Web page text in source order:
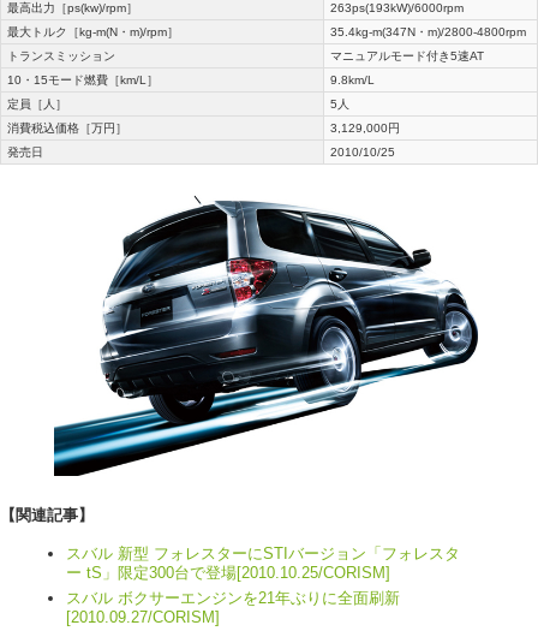
最高出力［ps(kw)/rpm］
263ps(193kW)/6000rpm
最大トルク［kg-m(N・m)/rpm］
35.4kg-m(347N・m)/2800-4800rpm
トランスミッション
マニュアルモード付き5速AT
10・15モード燃費［km/L］
9.8km/L
定員［人］
5人
消費税込価格［万円］
3,129,000円
発売日
2010/10/25
【関連記事】
スバル 新型 フォレスターにSTIバージョン「フォレスタ
ー tS」限定300台で登場[2010.10.25/CORISM]
スバル ボクサーエンジンを21年ぶりに全面刷新
[2010.09.27/CORISM]